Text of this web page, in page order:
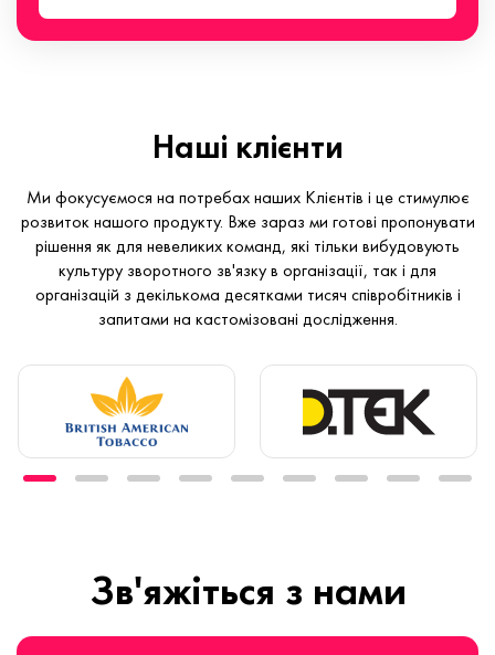
Наші клієнти
Ми фокусуємося на потребах наших Клієнтів і це стимулює
розвиток нашого продукту. Вже зараз ми готові пропонувати
рішення як для невеликих команд, які тільки вибудовують
культуру зворотного зв'язку в організації, так і для
організацій з декількома десятками тисяч співробітників і
запитами на кастомізовані дослідження.
Зв'яжіться з нами